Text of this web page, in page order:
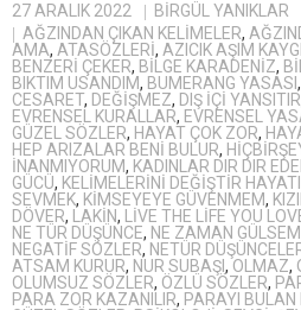
27 ARALIK 2022 BIRGÜL YANIKLAR
AĞZINDAN ÇIKAN KELIMELER,
AMA, ATASÖZLERI, AZICIK AŞIM
BENZERI ÇEKER, BILGE KARADENIZ,
BIKTIM USANDIM, BUMERANG YASASI ,
CESARET, DEĞIŞMEZ, DIŞ IÇI YANSITIR
EVRENSEL KURALLAR, EVRENSEL
GÜZEL SÖZLER, HAYAT ÇOK ZOR,
HEP ARIZALAR BENI BULUR,
INANMIYORUM, KADINLAR DIR DIR
GÜCÜ, KELIMELERINI DEĞIŞTIR
SEVMEK, KIMSEYEYE GÜVENMEM,
DÖVER, LAKIN, LIVE THE LIFE YOU
NE TÜR DÜŞÜNCE, NE ZAMAN
NEGATIF SÖZLER, NETÜR
ATSAM KURUR, NUR SUBAŞI, OLMAZ,
OLUMSUZ SÖZLER, ÖZLÜ SÖZLER,
PARA ZOR KAZANILIR, PARAYI BULAN